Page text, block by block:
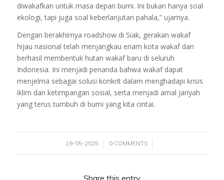
diwakafkan untuk masa depan bumi. Ini bukan hanya soal
ekologi, tapi juga soal keberlanjutan pahala,” ujarnya.
Dengan berakhirnya roadshow di Siak, gerakan wakaf
hijau nasional telah menjangkau enam kota wakaf dan
berhasil membentuk hutan wakaf baru di seluruh
Indonesia. Ini menjadi penanda bahwa wakaf dapat
menjelma sebagai solusi konkrit dalam menghadapi krisis
iklim dan ketimpangan sosial, serta menjadi amal jariyah
yang terus tumbuh di bumi yang kita cintai.
19-05-2025
/ 0 COMMENTS
/